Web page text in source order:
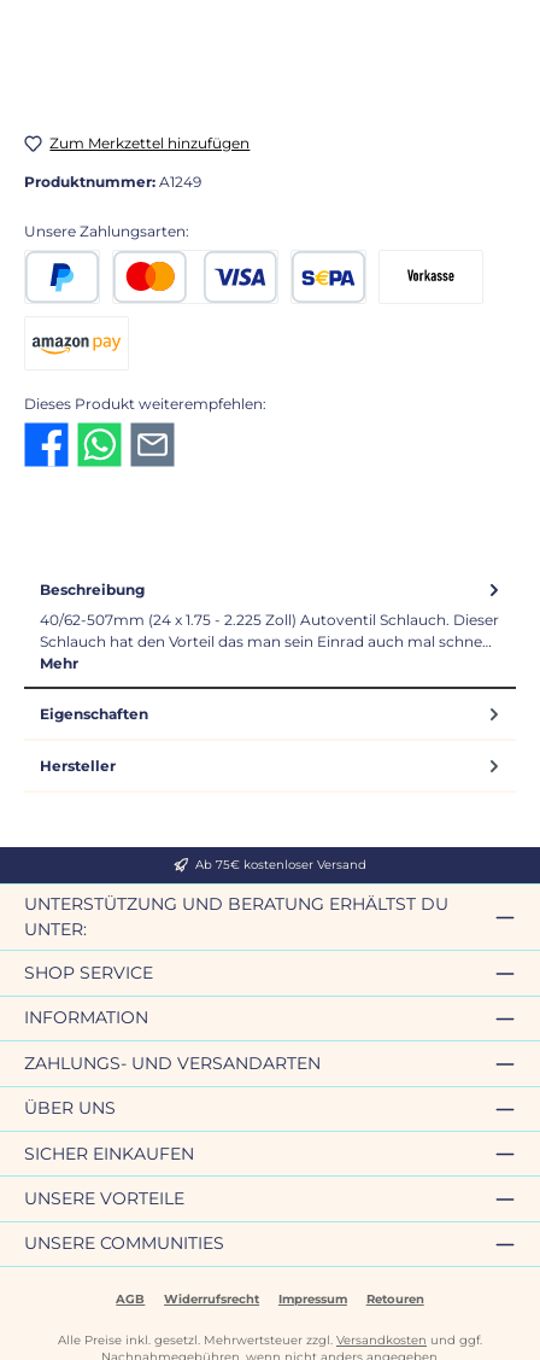
Zum Merkzettel hinzufügen
Produktnummer: A1249
Unsere Zahlungsarten:
Dieses Produkt weiterempfehlen:
Beschreibung
40/62-507mm (24 x 1.75 - 2.225 Zoll) Autoventil Schlauch. Dieser
Schlauch hat den Vorteil das man sein Einrad auch mal schne…
Mehr
Eigenschaften
Hersteller
Ab 75€ kostenloser Versand
UNTERSTÜTZUNG UND BERATUNG ERHÄLTST DU
UNTER:
SHOP SERVICE
INFORMATION
ZAHLUNGS- UND VERSANDARTEN
ÜBER UNS
SICHER EINKAUFEN
UNSERE VORTEILE
UNSERE COMMUNITIES
AGB Widerrufsrecht Impressum Retouren
Alle Preise inkl. gesetzl. Mehrwertsteuer zzgl. Versandkosten und ggf.
Nachnahmegebühren, wenn nicht anders angegeben.